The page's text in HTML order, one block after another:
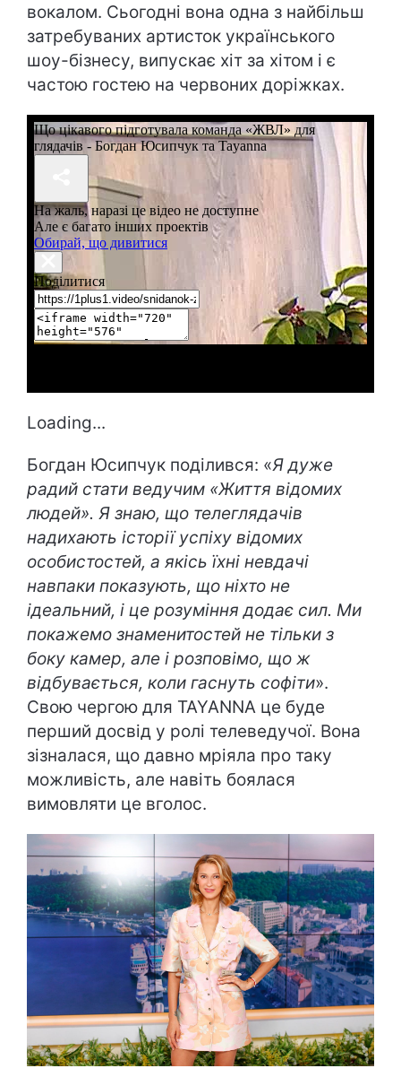
вокалом. Сьогодні вона одна з найбільш
затребуваних артисток українського
шоу-бізнесу, випускає хіт за хітом і є
частою гостею на червоних доріжках.
Loading...
Богдан Юсипчук поділився: «Я дуже
радий стати ведучим «Життя відомих
людей». Я знаю, що телеглядачів
надихають історії успіху відомих
особистостей, а якісь їхні невдачі
навпаки показують, що ніхто не
ідеальний, і це розуміння додає сил. Ми
покажемо знаменитостей не тільки з
боку камер, але і розповімо, що ж
відбувається, коли гаснуть софіти».
Свою чергою для TAYANNA це буде
перший досвід у ролі телеведучої. Вона
зізналася, що давно мріяла про таку
можливість, але навіть боялася
вимовляти це вголос.